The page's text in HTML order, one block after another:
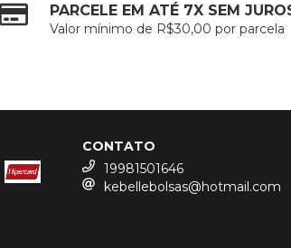
PARCELE EM ATÉ 7X SEM
Valor mínimo de R$30,00 por parcela
CONTATO
19981501646
kebellebolsas@hotmail.com